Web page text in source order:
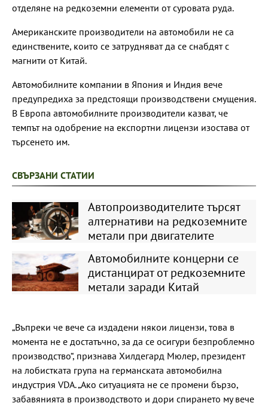
отделяне на редкоземни елементи от суровата руда.
Американските производители на автомобили не са
единствените, които се затрудняват да се снабдят с
магнити от Китай.
Автомобилните компании в Япония и Индия вече
предупредиха за предстоящи производствени смущения.
В Европа автомобилните производители казват, че
темпът на одобрение на експортни лицензи изостава от
търсенето им.
СВЪРЗАНИ СТАТИИ
Автопроизводителите търсят
алтернативи на редкоземните
метали при двигателите
Автомобилните концерни се
дистанцират от редкоземните
метали заради Китай
„Въпреки че вече са издадени някои лицензи, това в
момента не е достатъчно, за да се осигури безпроблемно
производство“, признава Хилдегард Мюлер, президент
на лобистката група на германската автомобилна
индустрия VDA. „Ако ситуацията не се промени бързо,
забавянията в производството и дори спирането му вече